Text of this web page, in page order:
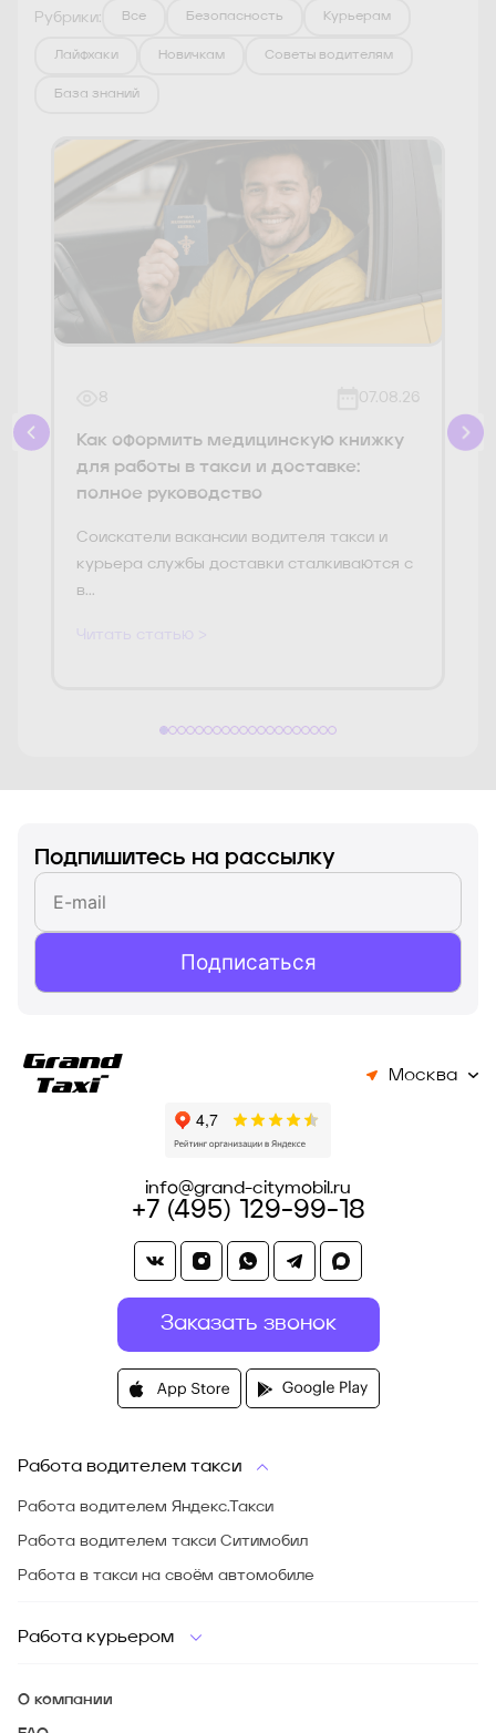
Рубрики: Все Безопасность Курьерам
Лайфхаки Новичкам Советы водителям
База знаний
8 07.08.26
Как оформить медицинскую книжку
для работы в такси и доставке:
полное руководство
Соискатели вакансии водителя такси и
курьера службы доставки сталкиваются с
в...
Читать статью >
Подпишитесь на рассылку
Подписаться
Москва
info@grand-citymobil.ru
+7 (495) 129-99-18
Заказать звонок
Работа водителем такси
Работа водителем Яндекс.Такси
Работа водителем такси Ситимобил
Работа в такси на своём автомобиле
Работа курьером
О компании